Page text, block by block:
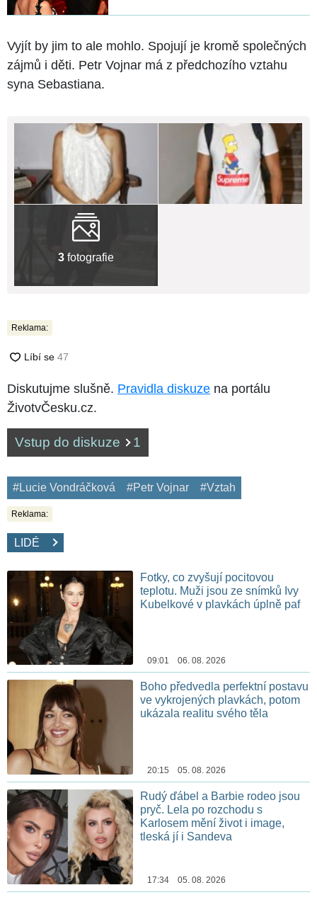
Vyjít by jim to ale mohlo. Spojují je kromě společných
zájmů i děti. Petr Vojnar má z předchozího vztahu
syna Sebastiana.
3 fotografie
Reklama:
Diskutujme slušně. Pravidla diskuze na portálu
ŽivotvČesku.cz.
Vstup do diskuze 1
#Lucie Vondráčková #Petr Vojnar #Vztah
Reklama:
LIDÉ
Fotky, co zvyšují pocitovou
teplotu. Muži jsou ze snímků Ivy
Kubelkové v plavkách úplně paf
09:01 06. 08. 2026
Boho předvedla perfektní postavu
ve vykrojených plavkách, potom
ukázala realitu svého těla
20:15 05. 08. 2026
Rudý ďábel a Barbie rodeo jsou
pryč. Lela po rozchodu s
Karlosem mění život i image,
tleská jí i Sandeva
17:34 05. 08. 2026